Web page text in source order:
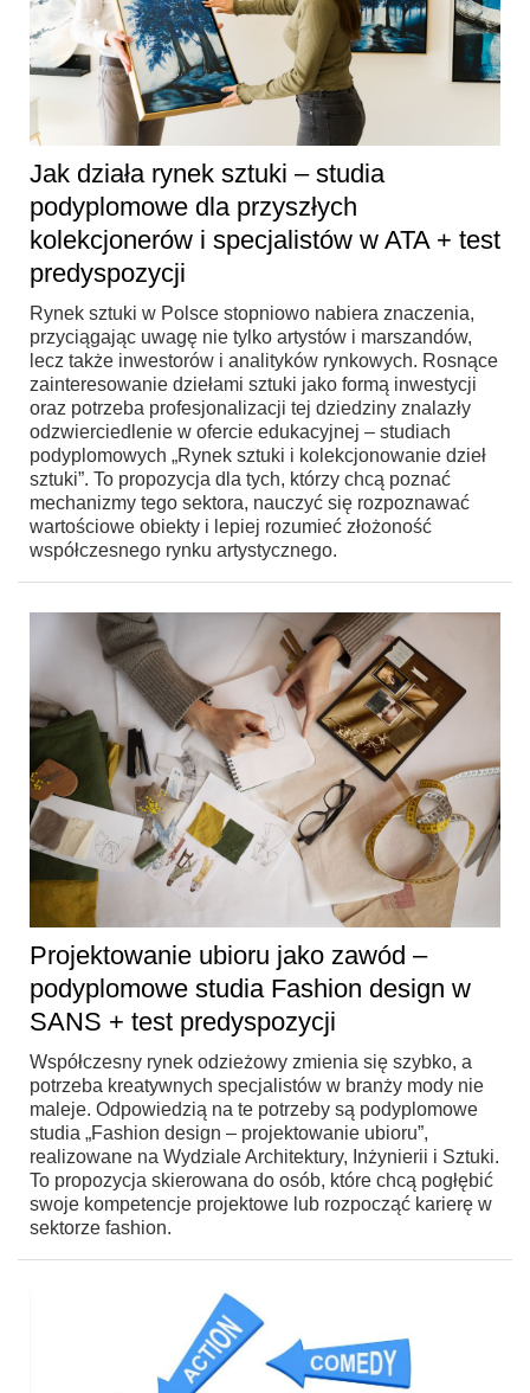
Jak działa rynek sztuki – studia
podyplomowe dla przyszłych
kolekcjonerów i specjalistów w ATA + test
predyspozycji
Rynek sztuki w Polsce stopniowo nabiera znaczenia,
przyciągając uwagę nie tylko artystów i marszandów,
lecz także inwestorów i analityków rynkowych. Rosnące
zainteresowanie dziełami sztuki jako formą inwestycji
oraz potrzeba profesjonalizacji tej dziedziny znalazły
odzwierciedlenie w ofercie edukacyjnej – studiach
podyplomowych „Rynek sztuki i kolekcjonowanie dzieł
sztuki”. To propozycja dla tych, którzy chcą poznać
mechanizmy tego sektora, nauczyć się rozpoznawać
wartościowe obiekty i lepiej rozumieć złożoność
współczesnego rynku artystycznego.
Projektowanie ubioru jako zawód –
podyplomowe studia Fashion design w
SANS + test predyspozycji
Współczesny rynek odzieżowy zmienia się szybko, a
potrzeba kreatywnych specjalistów w branży mody nie
maleje. Odpowiedzią na te potrzeby są podyplomowe
studia „Fashion design – projektowanie ubioru”,
realizowane na Wydziale Architektury, Inżynierii i Sztuki.
To propozycja skierowana do osób, które chcą pogłębić
swoje kompetencje projektowe lub rozpocząć karierę w
sektorze fashion.